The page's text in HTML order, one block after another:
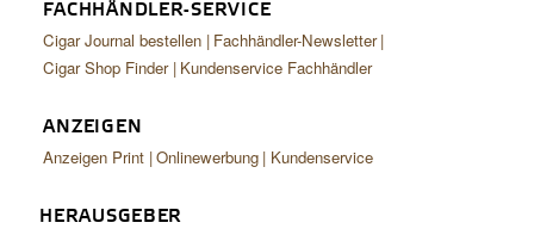
FACHHÄNDLER-SERVICE
Cigar Journal bestellen Fachhändler-Newsletter
Cigar Shop Finder Kundenservice Fachhändler
ANZEIGEN
Anzeigen Print Onlinewerbung Kundenservice
HERAUSGEBER